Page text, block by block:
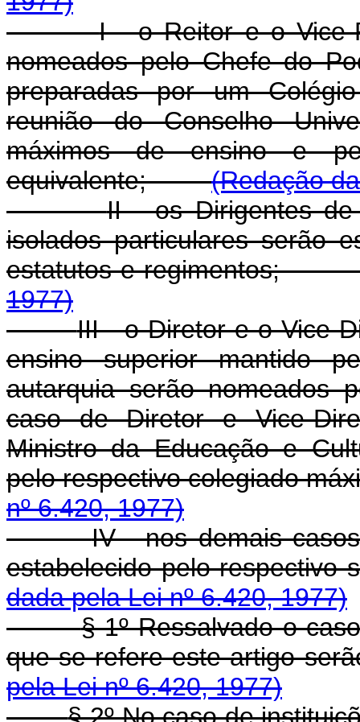
I - o Reitor e o Vice-
nomeados pelo Chefe do
preparadas por um
reunião do Conselho
máximos de ensino e
equivalente;(Redação
II - os Dirigentes de
isolados particulares serão
estatutos e
1977)
III - o Diretor e o Vice-
ensino superior mantido
autarquia serão nomeados
caso de Diretor e Vice-
Ministro da Educação e
pelo respectivo
nº 6.420, 1977)
IV - nos demais
estabelecido pelo
dada pela Lei nº 6.420, 1977)
§ 1º Ressalvado o
que se refere este
pela Lei nº 6.420, 1977)